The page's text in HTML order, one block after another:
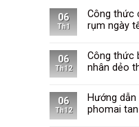
06
Th1
Công thức
rụm ngày
06
Th12
Công thức
nhân dẻo
06
Th12
Hướng
phomai